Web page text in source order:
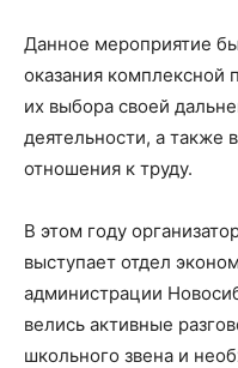
Данное мероприятие
оказания
их выбора своей
деятельности, а также
отношения к труду.
В этом году
выступает отдел
администрации
велись активные
школьного звена и